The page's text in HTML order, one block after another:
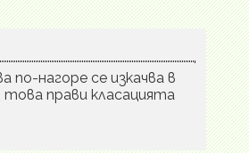
по-нагоре се изкачва в
прави класацията